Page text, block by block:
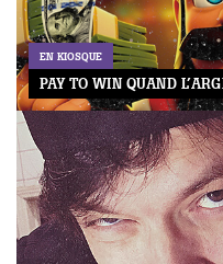
EN KIOSQUE
PAY TO WIN QUAND